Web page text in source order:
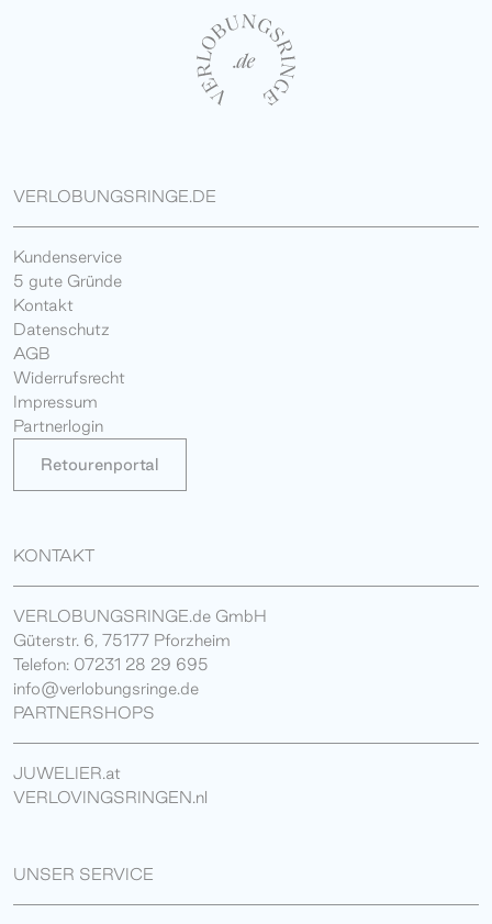
VERLOBUNGSRINGE.DE
Kundenservice
5 gute Gründe
Kontakt
Datenschutz
AGB
Widerrufsrecht
Impressum
Partnerlogin
Retourenportal
KONTAKT
VERLOBUNGSRINGE.de GmbH
Güterstr. 6, 75177 Pforzheim
Telefon: 07231 28 29 695
info@verlobungsringe.de
PARTNERSHOPS
JUWELIER.at
VERLOVINGSRINGEN.nl
UNSER SERVICE